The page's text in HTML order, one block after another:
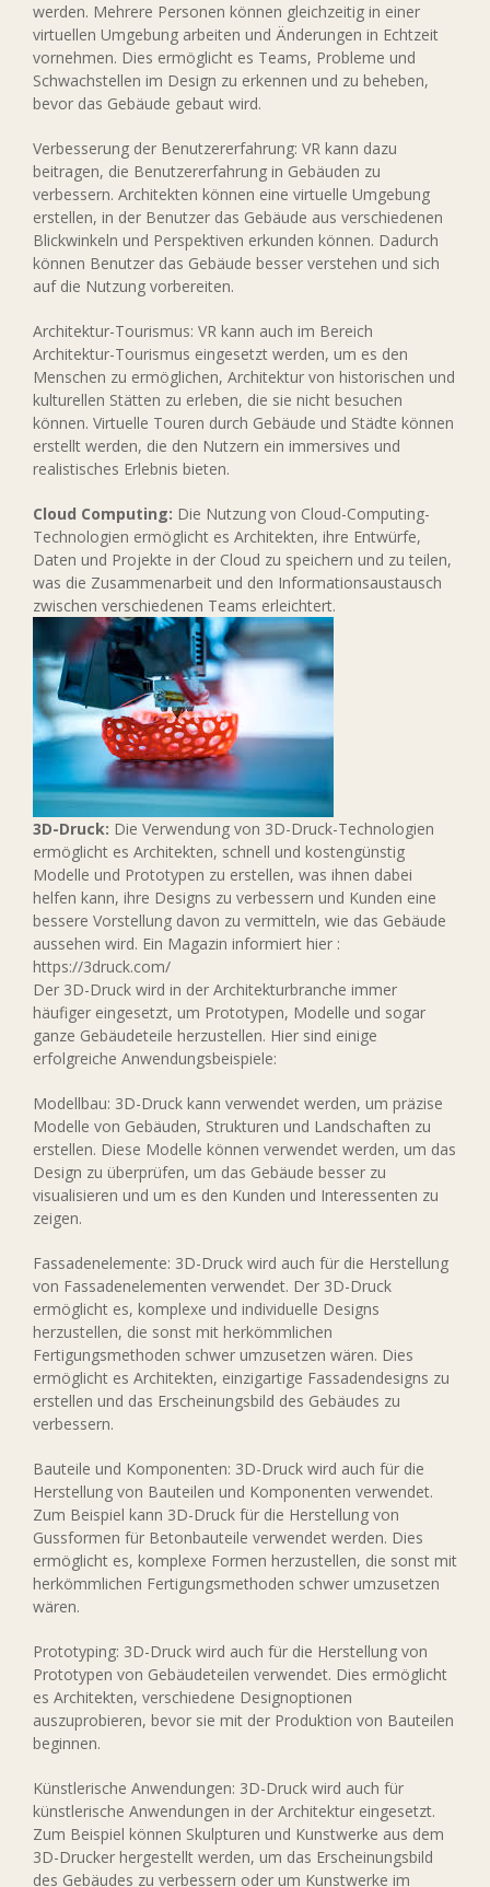
werden. Mehrere Personen können gleichzeitig in einer
virtuellen Umgebung arbeiten und Änderungen in Echtzeit
vornehmen. Dies ermöglicht es Teams, Probleme und
Schwachstellen im Design zu erkennen und zu beheben,
bevor das Gebäude gebaut wird.
Verbesserung der Benutzererfahrung: VR kann dazu
beitragen, die Benutzererfahrung in Gebäuden zu
verbessern. Architekten können eine virtuelle Umgebung
erstellen, in der Benutzer das Gebäude aus verschiedenen
Blickwinkeln und Perspektiven erkunden können. Dadurch
können Benutzer das Gebäude besser verstehen und sich
auf die Nutzung vorbereiten.
Architektur-Tourismus: VR kann auch im Bereich
Architektur-Tourismus eingesetzt werden, um es den
Menschen zu ermöglichen, Architektur von historischen und
kulturellen Stätten zu erleben, die sie nicht besuchen
können. Virtuelle Touren durch Gebäude und Städte können
erstellt werden, die den Nutzern ein immersives und
realistisches Erlebnis bieten.
Cloud Computing: Die Nutzung von Cloud-Computing-
Technologien ermöglicht es Architekten, ihre Entwürfe,
Daten und Projekte in der Cloud zu speichern und zu teilen,
was die Zusammenarbeit und den Informationsaustausch
zwischen verschiedenen Teams erleichtert.
3D-Druck: Die Verwendung von 3D-Druck-Technologien
ermöglicht es Architekten, schnell und kostengünstig
Modelle und Prototypen zu erstellen, was ihnen dabei
helfen kann, ihre Designs zu verbessern und Kunden eine
bessere Vorstellung davon zu vermitteln, wie das Gebäude
aussehen wird. Ein Magazin informiert hier :
https://3druck.com/
Der 3D-Druck wird in der Architekturbranche immer
häufiger eingesetzt, um Prototypen, Modelle und sogar
ganze Gebäudeteile herzustellen. Hier sind einige
erfolgreiche Anwendungsbeispiele:
Modellbau: 3D-Druck kann verwendet werden, um präzise
Modelle von Gebäuden, Strukturen und Landschaften zu
erstellen. Diese Modelle können verwendet werden, um das
Design zu überprüfen, um das Gebäude besser zu
visualisieren und um es den Kunden und Interessenten zu
zeigen.
Fassadenelemente: 3D-Druck wird auch für die Herstellung
von Fassadenelementen verwendet. Der 3D-Druck
ermöglicht es, komplexe und individuelle Designs
herzustellen, die sonst mit herkömmlichen
Fertigungsmethoden schwer umzusetzen wären. Dies
ermöglicht es Architekten, einzigartige Fassadendesigns zu
erstellen und das Erscheinungsbild des Gebäudes zu
verbessern.
Bauteile und Komponenten: 3D-Druck wird auch für die
Herstellung von Bauteilen und Komponenten verwendet.
Zum Beispiel kann 3D-Druck für die Herstellung von
Gussformen für Betonbauteile verwendet werden. Dies
ermöglicht es, komplexe Formen herzustellen, die sonst mit
herkömmlichen Fertigungsmethoden schwer umzusetzen
wären.
Prototyping: 3D-Druck wird auch für die Herstellung von
Prototypen von Gebäudeteilen verwendet. Dies ermöglicht
es Architekten, verschiedene Designoptionen
auszuprobieren, bevor sie mit der Produktion von Bauteilen
beginnen.
Künstlerische Anwendungen: 3D-Druck wird auch für
künstlerische Anwendungen in der Architektur eingesetzt.
Zum Beispiel können Skulpturen und Kunstwerke aus dem
3D-Drucker hergestellt werden, um das Erscheinungsbild
des Gebäudes zu verbessern oder um Kunstwerke im